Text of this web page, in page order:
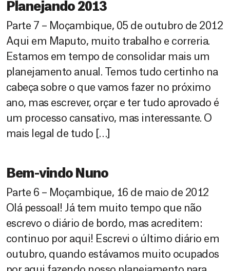
Planejando 2013
Parte 7 – Moçambique, 05 de outubro de 2012
Aqui em Maputo, muito trabalho e correria.
Estamos em tempo de consolidar mais um
planejamento anual. Temos tudo certinho na
cabeça sobre o que vamos fazer no próximo
ano, mas escrever, orçar e ter tudo aprovado é
um processo cansativo, mas interessante. O
mais legal de tudo […]
Bem-vindo Nuno
Parte 6 – Moçambique, 16 de maio de 2012
Olá pessoal! Já tem muito tempo que não
escrevo o diário de bordo, mas acreditem:
continuo por aqui! Escrevi o último diário em
outubro, quando estávamos muito ocupados